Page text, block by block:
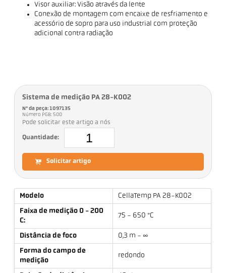
Visor auxiliar: Visão através da lente
Conexão de montagem com encaixe de resfriamento e
acessório de sopro para uso industrial com proteção
adicional contra radiação
Sistema de medição PA 28-K002
Nº da peça: 1097135
Número PGB: 500
Pode solicitar este artigo a nós
Quantidade:
Solicitar artigo
Modelo
CellaTemp PA 28-K002
Faixa de medição 0 - 200
C:
75 - 650 °C
Distância de foco
0,3 m - ∞
Forma do campo de
medição
redondo